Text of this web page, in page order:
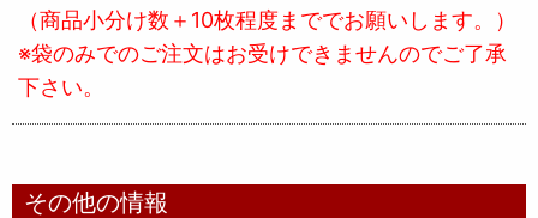
（商品小分け数＋10枚程度まででお願いします。）
※袋のみでのご注文はお受けできませんのでご了承
下さい。
その他の情報